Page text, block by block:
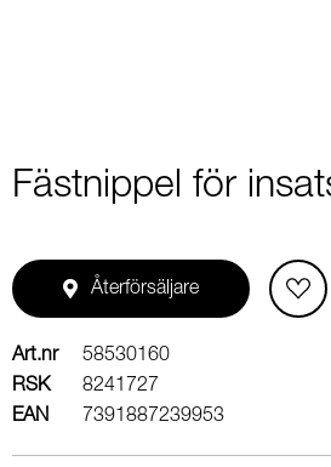
Fästnippel för
Återförsäljare
Art.nr
58530160
RSK
8241727
EAN
7391887239953